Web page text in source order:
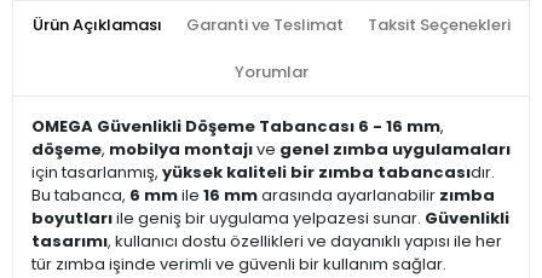
Ürün Açıklaması Garanti ve Teslimat Taksit Seçenekleri
Yorumlar
OMEGA Güvenlikli Döşeme Tabancası 6 - 16 mm,
döşeme, mobilya montajıve genel zımba uygulamaları
için tasarlanmış, yüksek kaliteli bir zımba tabancasıdır.
Bu tabanca, 6 mmile 16 mmarasında ayarlanabilir zımba
boyutlarıile geniş bir uygulama yelpazesi sunar. Güvenlikli
tasarımı, kullanıcı dostu özellikleri ve dayanıklı yapısı ile her
tür zımba işinde verimli ve güvenli bir kullanım sağlar.